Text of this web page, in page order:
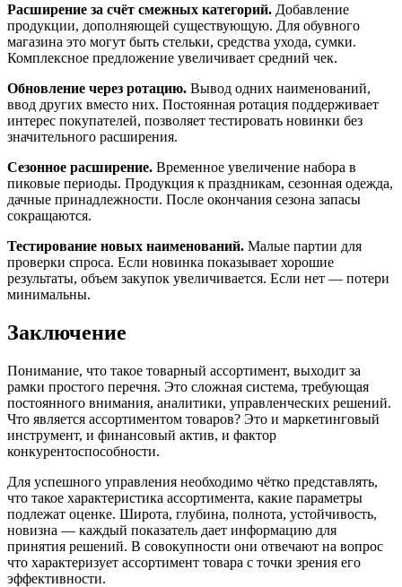
Расширение за счёт смежных категорий. Добавление
продукции, дополняющей существующую. Для обувного
магазина это могут быть стельки, средства ухода, сумки.
Комплексное предложение увеличивает средний чек.
Обновление через ротацию. Вывод одних наименований,
ввод других вместо них. Постоянная ротация поддерживает
интерес покупателей, позволяет тестировать новинки без
значительного расширения.
Сезонное расширение. Временное увеличение набора в
пиковые периоды. Продукция к праздникам, сезонная одежда,
дачные принадлежности. После окончания сезона запасы
сокращаются.
Тестирование новых наименований. Малые партии для
проверки спроса. Если новинка показывает хорошие
результаты, объем закупок увеличивается. Если нет — потери
минимальны.
Заключение
Понимание, что такое товарный ассортимент, выходит за
рамки простого перечня. Это сложная система, требующая
постоянного внимания, аналитики, управленческих решений.
Что является ассортиментом товаров? Это и маркетинговый
инструмент, и финансовый актив, и фактор
конкурентоспособности.
Для успешного управления необходимо чётко представлять,
что такое характеристика ассортимента, какие параметры
подлежат оценке. Широта, глубина, полнота, устойчивость,
новизна — каждый показатель дает информацию для
принятия решений. В совокупности они отвечают на вопрос
что характеризует ассортимент товара с точки зрения его
эффективности.